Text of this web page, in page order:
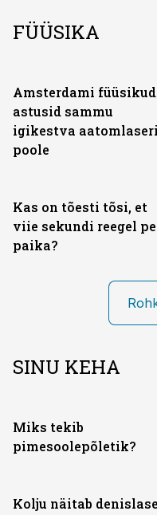
FÜÜSIKA
Amsterdami füüsikud
astusid sammu
igikestva aatomlaseri
poole
Kas on tõesti tõsi, et
viie sekundi reegel
paika?
SINU KEHA
Miks tekib
pimesoolepõletik?
Kolju näitab denislase